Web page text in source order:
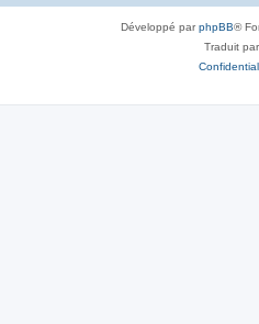
Développé parphpBB®
Traduit par